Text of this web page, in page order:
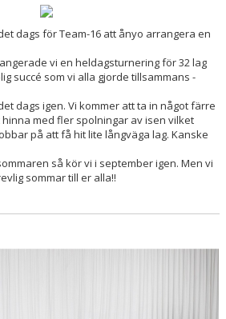
dags för Team-16 att ånyo arrangera en
vi en heldagsturnering för 32 lag
succé som vi alla gjorde tillsammans -
dags igen. Vi kommer att ta in något färre
med fler spolningar av isen vilket
på att få hit lite långväga lag. Kanske
så kör vi i september igen. Men vi
sommar till er alla!!